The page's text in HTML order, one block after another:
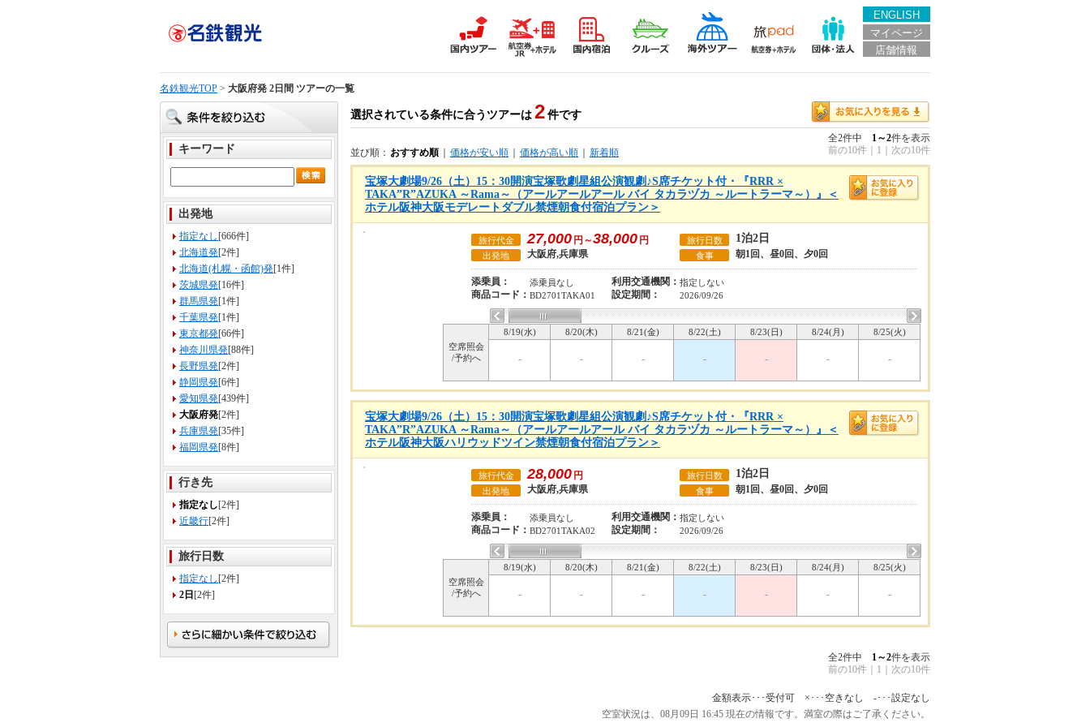
ENGLISH
マイページ
店舗情報
名鉄観光TOP > 大阪府発 2日間 ツアーの一覧
キーワード
出発地
指定なし [666件]
北海道発[2件]
北海道(札幌・函館)発[1件]
茨城県発[16件]
群馬県発[1件]
千葉県発[1件]
東京都発[66件]
神奈川県発[88件]
長野県発[2件]
静岡県発[6件]
愛知県発[439件]
大阪府発[2件]
兵庫県発[35件]
福岡県発[8件]
行き先
指定なし[2件]
近畿行[2件]
旅行日数
指定なし [2件]
2日 [2件]
選択されている条件に合うツアーは 2 件です
並び順： おすすめ順 価格が安い順 価格が高い順 新着順
全2件中 1～2件を表示
前の10件
1 次の10件
宝塚大劇場9/26（土）15：30開演宝塚歌劇星組公演観劇♪S席チケット付・『RRR ×
TAKA”R”AZUKA ～Rama～（アールアールアール バイ タカラヅカ ～ルートラーマ～）』＜
ホテル阪神大阪モデレートダブル禁煙朝食付宿泊プラン＞
旅行代金 27,000 円～38,000 円 旅行日数 1泊2日
出発地 大阪府,兵庫県 食事 朝1回、昼0回、夕0回
添乗員： 添乗員なし 利用交通機関： 指定しない
商品コード： BD2701TAKA01 設定期間： 2026/09/26
空席照会
/予約へ
8/19(水) 8/20(木) 8/21(金) 8/22(土) 8/23(日) 8/24(月) 8/25(火)
- - - - - - -
宝塚大劇場9/26（土）15：30開演宝塚歌劇星組公演観劇♪S席チケット付・『RRR ×
TAKA”R”AZUKA ～Rama～（アールアールアール バイ タカラヅカ ～ルートラーマ～）』＜
ホテル阪神大阪ハリウッドツイン禁煙朝食付宿泊プラン＞
旅行代金 28,000 円 旅行日数 1泊2日
出発地 大阪府,兵庫県 食事 朝1回、昼0回、夕0回
添乗員： 添乗員なし 利用交通機関： 指定しない
商品コード： BD2701TAKA02 設定期間： 2026/09/26
空席照会
/予約へ
8/19(水) 8/20(木) 8/21(金) 8/22(土) 8/23(日) 8/24(月) 8/25(火)
- - - - - - -
全2件中 1～2件を表示
前の10件
1 次の10件
金額表示･･･受付可 ×･･･空きなし -･･･設定なし
空室状況は、08月09日 16:45 現在の情報です。満室の際はご了承ください。